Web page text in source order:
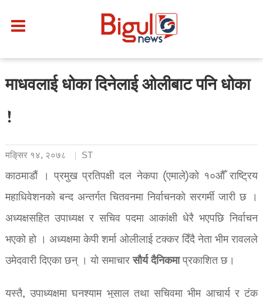
माधवलाई धोका दिनेलाई ओलीबाट पनि धोका
!
मङि्सर १४, २०७८ ST
काठमाडौं । प्रमुख प्रतिपक्षी दल नेकपा (एमाले)को १०औँ राष्ट्रिय
महाधिवेशनको बन्द अन्तर्गत चितवनमा निर्वाचनको सरगर्मी जारी छ ।
अध्यक्षसहित उपाध्यक्ष र सचिव पदमा आकांक्षी धेरै भएपछि निर्वाचन
भएको हो । अध्यक्षमा केपी शर्मा ओलीलाई टक्कर दिँदै नेता भीम रावलले
उमेदवारी दिएका छन् । यो समाचारसौर्य दैनिकमाप्रकाशित छ।
यस्तै, उपाध्यक्षमा घनश्याम भुसाल तथा सचिवमा भीम आचार्य र टंक